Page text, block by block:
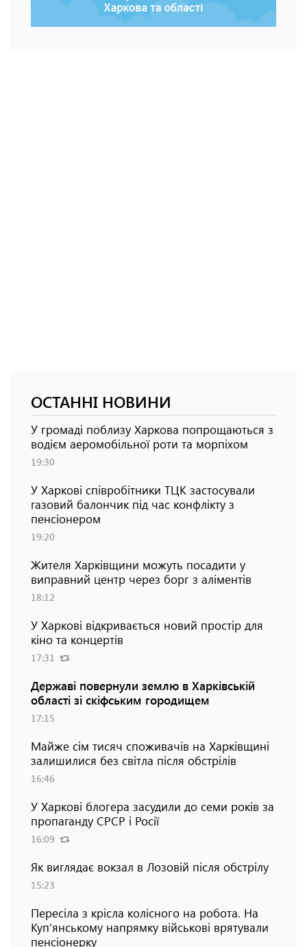
ОСТАННІ НОВИНИ
У громаді поблизу Харкова попрощаються з
водієм аеромобільної роти та морпіхом
19:30
У Харкові співробітники ТЦК застосували
газовий балончик під час конфлікту з
пенсіонером
19:20
Жителя Харківщини можуть посадити у
виправний центр через борг з аліментів
18:12
У Харкові відкривається новий простір для
кіно та концертів
17:31
Державі повернули землю в Харківській
області зі скіфським городищем
17:15
Майже сім тисяч споживачів на Харківщині
залишилися без світла після обстрілів
16:46
У Харкові блогера засудили до семи років за
пропаганду СРСР і Росії
16:09
Як виглядає вокзал в Лозовій після обстрілу
15:23
Пересіла з крісла колісного на робота. На
Куп'янському напрямку військові врятували
пенсіонерку